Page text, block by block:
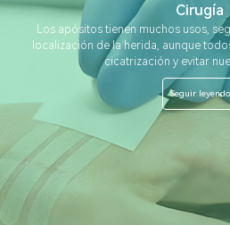
Cirugía
Los apósitos tienen muchos usos,
localización de la herida, aunque
cicatrización y evitar
Seguir leyendo